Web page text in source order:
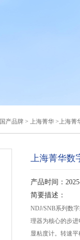
国产品牌 > 上海菁华 >上海菁
上海菁华数
产品时间：
简要描述：
NDJ/SNB系列数
理器为核心的步
显粘度计。转速